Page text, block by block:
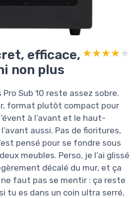
efficace,
non plus
★★★★★
★★★★★
Sub 10 reste assez sobre.
format plutôt compact pour
à l’avant et le haut-
aussi. Pas de fioritures,
pensé pour se fondre sous
meubles. Perso, je l’ai glissé
décalé du mur, et ça
faut pas se mentir : ça reste
tu es dans un coin ultra serré,